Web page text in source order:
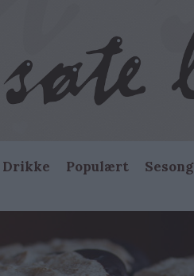
Drikke Populært Sesong